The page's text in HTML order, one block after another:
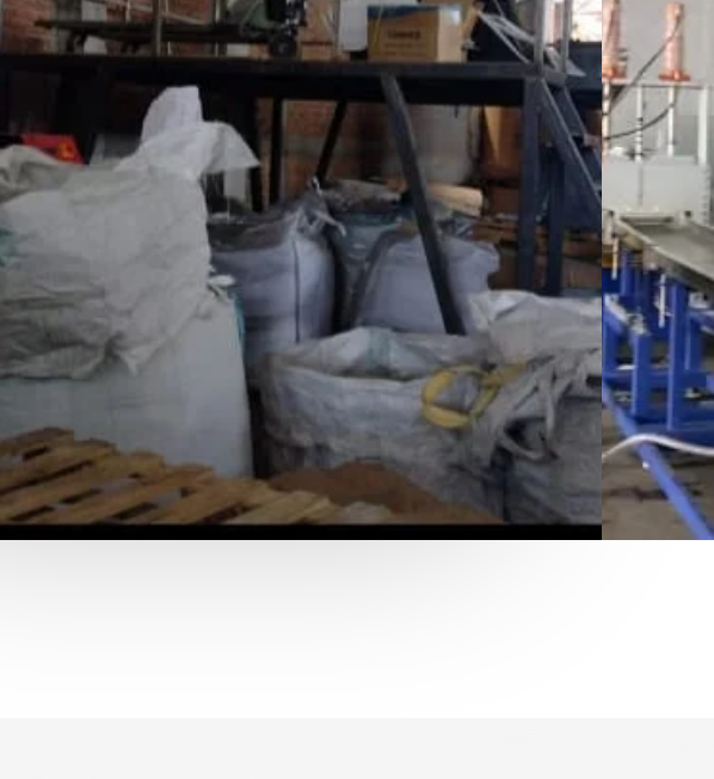
una empresa dedicada a la fabricación de
plásticos por medio del reciclado, contamos con
de recolección a industria y contamos con equipo
destrucción de materiales, Molinos, Prensas,
Remolques, Compactadoras.
con permisos de Ecología como generador y
en varias ciudades de la republica.
Contáctanos